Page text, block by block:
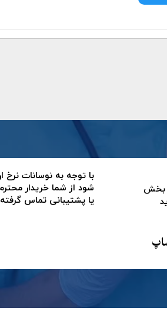
بخش
با توجه به نوسانات
شود از شما خریدار
یا پشتیبانی تماس